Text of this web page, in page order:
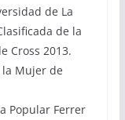
de La
de la
Cross 2013.
la Mujer de
Popular Ferrer